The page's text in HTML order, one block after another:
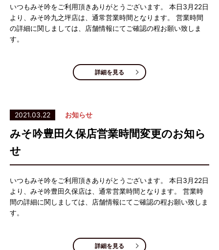
いつもみそ吟をご利用頂きありがとうございます。 本日3月22日
より、みそ吟九之坪店は、通常営業時間となります。 営業時間
の詳細に関しましては、店舗情報にてご確認の程お願い致しま
す。
詳細を見る
2021.03.22 お知らせ
みそ吟豊田久保店営業時間変更のお知ら
せ
いつもみそ吟をご利用頂きありがとうございます。 本日3月22日
より、みそ吟豊田久保店は、通常営業時間となります。 営業時
間の詳細に関しましては、店舗情報にてご確認の程お願い致しま
す。
詳細を見る